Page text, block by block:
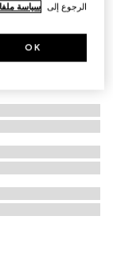
الرجوع إلى سياسة
OK